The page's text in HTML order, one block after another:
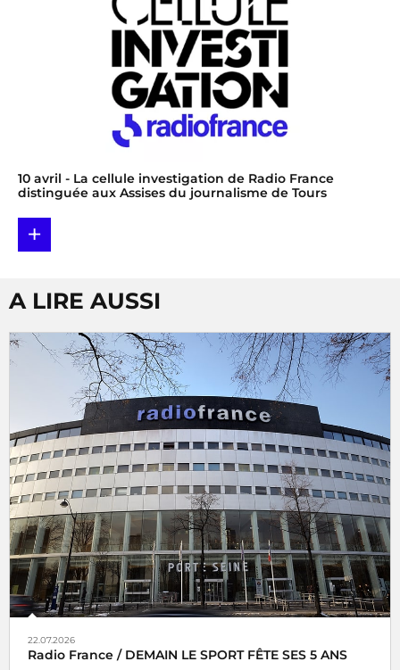
10 avril - La cellule investigation de Radio France
distinguée aux Assises du journalisme de Tours
+
A LIRE AUSSI
22.07.2026
Radio France / DEMAIN LE SPORT FÊTE SES 5 ANS